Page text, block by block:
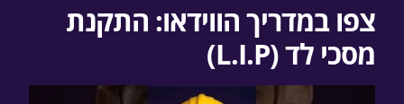
צפו במדריך הווידאו: התקנת
מסכי לד (L.I.P)